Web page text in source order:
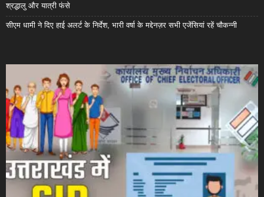
श्रद्धालु और यात्री फंसे
सीएम धामी ने दिए हाई अलर्ट के निर्देश, भारी वर्षा के मद्देनज़र सभी एजेंसियां रहें चौकन्नी